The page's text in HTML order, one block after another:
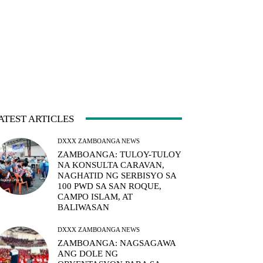
ARTICLES
DXXX ZAMBOANGA NEWS
ZAMBOANGA: TULOY-TULOY
NA KONSULTA CARAVAN,
NAGHATID NG SERBISYO SA
100 PWD SA SAN ROQUE,
CAMPO ISLAM, AT
BALIWASAN
DXXX ZAMBOANGA NEWS
ZAMBOANGA: NAGSAGAWA
ANG DOLE NG